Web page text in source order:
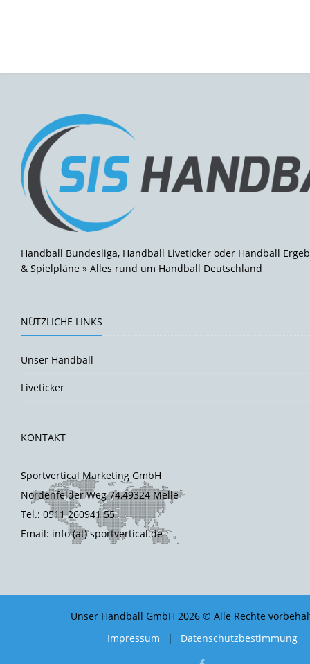
Handball Bundesliga, Handball Liveticker oder Handball
& Spielpläne » Alles rund um Handball Deutschland
NÜTZLICHE LINKS
Unser Handball
Liveticker
KONTAKT
Sportvertical Marketing GmbH
Nordenfelder Weg 74,49324 Melle
Tel.: 0511 260941 55
Email: info (at) sportvertical.de
Unser Handball GmbH 2026 © Alle Rechte
Impressum
| Datenschutzbestimmung